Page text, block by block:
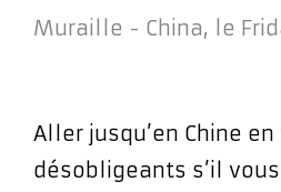
Muraille - China, le
Aller jusqu’en Chine
désobligeants s’il